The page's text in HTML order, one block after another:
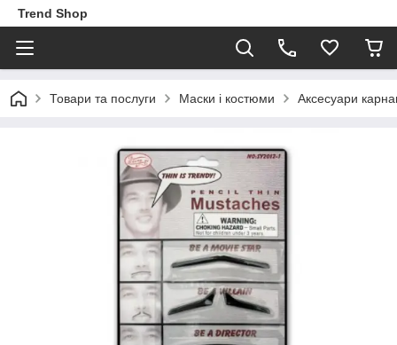
Trend Shop
Товари та послуги Маски і костюми Аксесуари